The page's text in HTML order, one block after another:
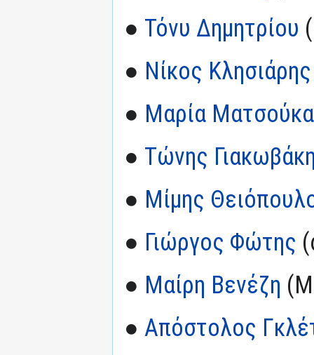
● Τόνυ Δημητρίου
● Νίκος Κλησιάρης
● Μαρία Ματσούκα
● Τώνης
● Μίμης
● Γιώργος Φώτης
● Μαίρη Βενέζη
● Απόστολος